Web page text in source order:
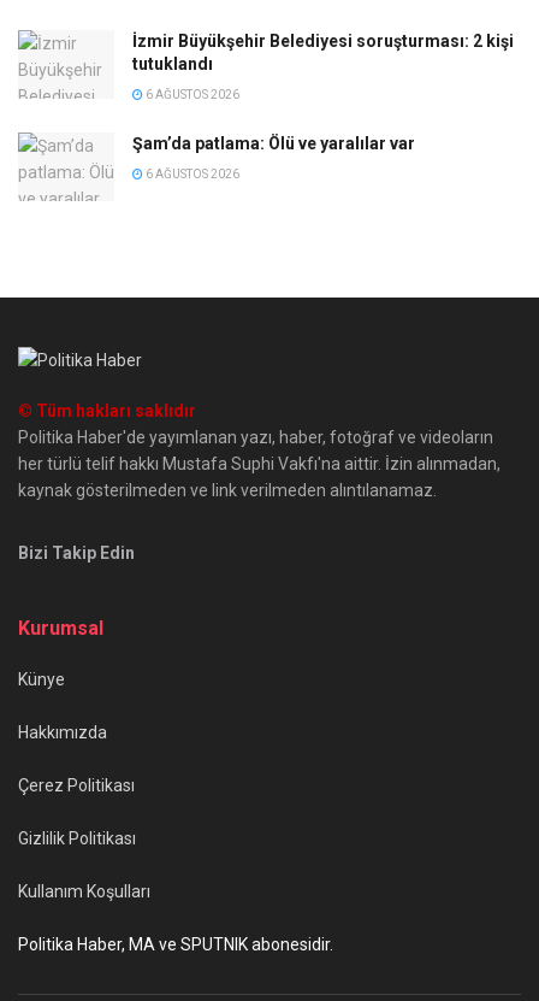
İzmir Büyükşehir Belediyesi soruşturması: 2 kişi
tutuklandı
6 AĞUSTOS 2026
Şam’da patlama: Ölü ve yaralılar var
6 AĞUSTOS 2026
© Tüm hakları saklıdır
Politika Haber'de yayımlanan yazı, haber, fotoğraf ve videoların
her türlü telif hakkı Mustafa Suphi Vakfı'na aittir. İzin alınmadan,
kaynak gösterilmeden ve link verilmeden alıntılanamaz.
Bizi Takip Edin
Kurumsal
Künye
Hakkımızda
Çerez Politikası
Gizlilik Politikası
Kullanım Koşulları
Politika Haber, MA ve SPUTNIK abonesidir.